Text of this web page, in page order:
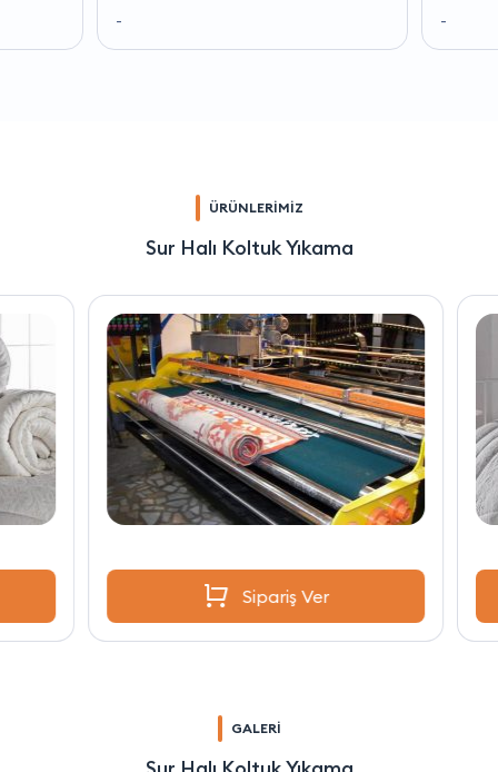
- -
ÜRÜNLERİMİZ
Sur Halı Koltuk Yıkama
Sipariş Ver
GALERİ